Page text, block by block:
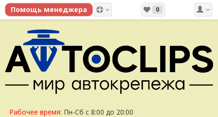
0
Рабочее время: Пн-Сб с 8:00 до 20:00